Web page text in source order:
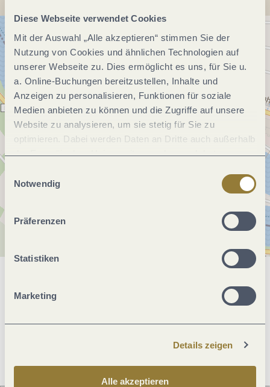
Diese Webseite verwendet Cookies
Mit der Auswahl „Alle akzeptieren“ stimmen Sie der
Nutzung von Cookies und ähnlichen Technologien auf
unserer Webseite zu. Dies ermöglicht es uns, für Sie u.
a. Online-Buchungen bereitzustellen, Inhalte und
Anzeigen zu personalisieren, Funktionen für soziale
Medien anbieten zu können und die Zugriffe auf unsere
Website zu analysieren, um sie stetig für Sie zu
optimieren. Dabei werden Daten an Dritte auch außerhalb
der Europäischen Union weitergegeben und dort
jederzeit widerrufen werden. Mit der Auswahl "Alle
ablehnen" kann es zu Beeinträchtigungen in der Nutzung
Einwilligungsauswahl
Notwendig
Präferenzen
Statistiken
Marketing
Details zeigen
Alle akzeptieren
Allgemeine Informationen